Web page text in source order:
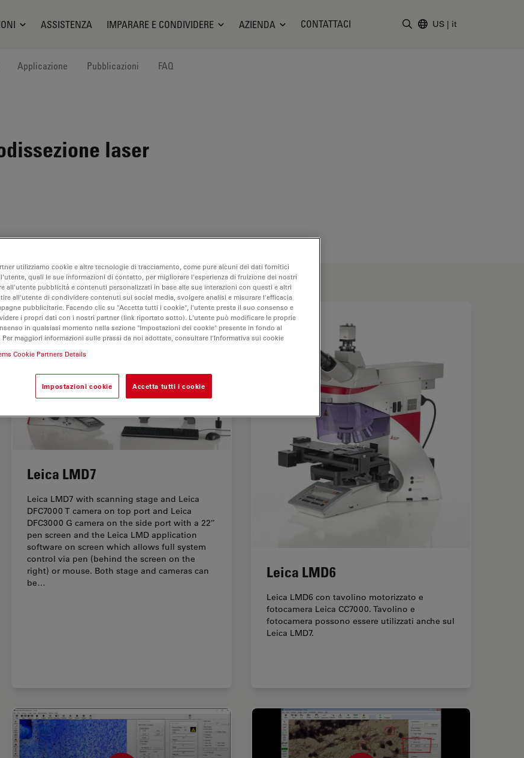
ASSISTENZA IMPARARE E CONDIVIDERE AZIENDA CONTATTACI US | it
Applicazione Pubblicazioni FAQ
laser
Leica LMD7
Leica LMD7 with scanning stage and Leica
DFC7000 T camera on top port and Leica
DFC3000 G camera on the side port with a 22’’
pen screen and the Leica LMD application
software on screen which allows full system
control via pen (behind the screen on the
right) or mouse. Both stage and cameras can
be…
Leica LMD6
Leica LMD6 con tavolino motorizzato e
fotocamera Leica CC7000. Tavolino e
fotocamera possono essere utilizzati anche sul
Leica LMD7.
utilizziamo cookie e altre tecnologie di tracciamento, come pure alcuni dei dati fornitici
quali le sue informazioni di contatto, per migliorare l'esperienza di fruizione dei nostri
all'utente pubblicità e contenuti personalizzati in base alle sue interazioni con questi e altri
all'utente di condividere contenuti sui social media, svolgere analisi e misurare l'efficacia
pubblicitarie. Facendo clic su "Accetta tutti i cookie", l'utente presta il suo consenso e
i propri dati con i nostri partner (link riportato sotto). L'utente può modificare le proprie
in qualsiasi momento nella sezione "Impostazioni dei cookie" presente in fondo al
Per maggiori informazioni sulle prassi da noi adottate, consultare l'Informativa sui cookie
Cookie Partners Details
Impostazioni cookie Accetta tutti i cookie